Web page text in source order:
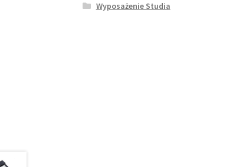
Wyposażenie Studia